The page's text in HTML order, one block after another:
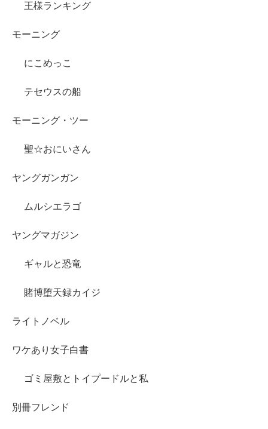
王様ランキング
モーニング
にこめっこ
テセウスの船
モーニング・ツー
聖☆おにいさん
ヤングガンガン
ムルシエラゴ
ヤングマガジン
ギャルと恐竜
賭博堕天録カイジ
ライトノベル
ワケあり女子白書
ゴミ屋敷とトイプードルと私
別冊フレンド